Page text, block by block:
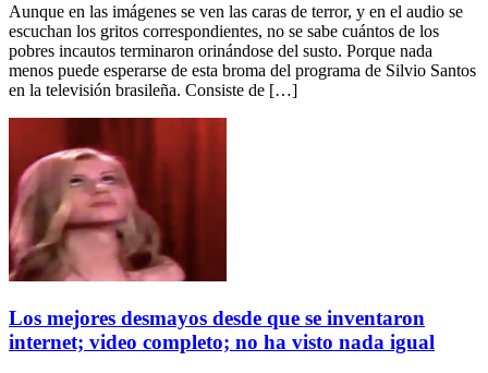
Aunque en las imágenes se ven las caras de terror, y en el audio se
escuchan los gritos correspondientes, no se sabe cuántos de los
pobres incautos terminaron orinándose del susto. Porque nada
menos puede esperarse de esta broma del programa de Silvio Santos
en la televisión brasileña. Consiste de […]
Los mejores desmayos desde que se inventaron
internet; video completo; no ha visto nada igual